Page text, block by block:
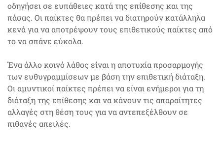
οδηγήσει σε ευπάθειες κατά της επίθεσης και της
πάσας. Οι παίκτες θα πρέπει να διατηρούν κατάλληλα
κενά για να αποτρέψουν τους επιθετικούς παίκτες από
το να σπάνε εύκολα.
Ένα άλλο κοινό λάθος είναι η αποτυχία προσαρμογής
των ευθυγραμμίσεων με βάση την επιθετική διάταξη.
Οι αμυντικοί παίκτες πρέπει να είναι ενήμεροι για τη
διάταξη της επίθεσης και να κάνουν τις απαραίτητες
αλλαγές στη θέση τους για να αντεπεξέλθουν σε
πιθανές απειλές.